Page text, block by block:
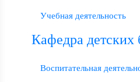
Учебная деятельность
Кафедра
Воспитательная